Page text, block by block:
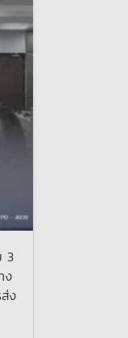
3
ง
ง